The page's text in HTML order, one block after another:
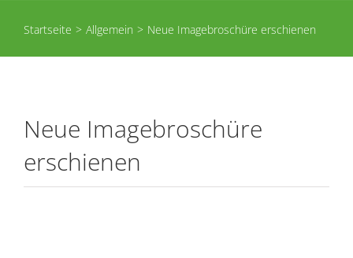
Startseite Allgemein Neue Imagebroschüre erschienen
Neue Imagebroschüre
erschienen